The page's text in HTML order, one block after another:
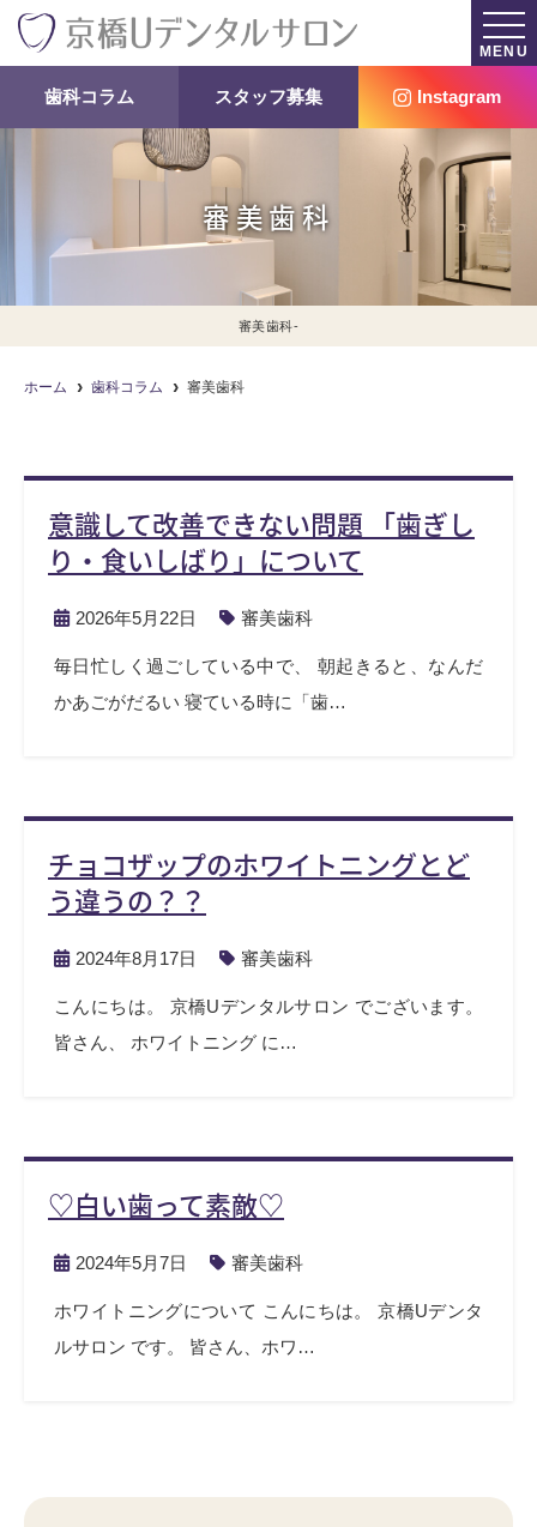
MENU
歯科コラム スタッフ募集 Instagram
審美歯科
審美歯科-
ホーム 歯科コラム 審美歯科
意識して改善できない問題 「歯ぎし
り・食いしばり」について
2026年5月22日 審美歯科
毎日忙しく過ごしている中で、 朝起きると、なんだ
かあごがだるい 寝ている時に「歯…
チョコザップのホワイトニングとど
う違うの？？
2024年8月17日 審美歯科
こんにちは。 京橋Uデンタルサロン でございます。
皆さん、 ホワイトニング に…
♡白い歯って素敵♡
2024年5月7日 審美歯科
ホワイトニングについて こんにちは。 京橋Uデンタ
ルサロン です。 皆さん、ホワ…